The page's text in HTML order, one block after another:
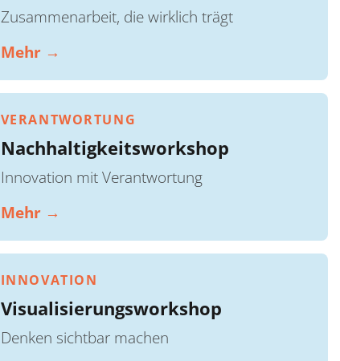
Zusammenarbeit, die wirklich trägt
Mehr →
VERANTWORTUNG
Nachhaltigkeitsworkshop
Innovation mit Verantwortung
Mehr →
INNOVATION
Visualisierungsworkshop
Denken sichtbar machen